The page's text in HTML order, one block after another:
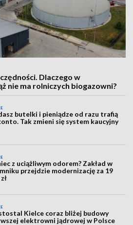
Dlaczego w
nie ma rolniczych biogazowni?
butelki i pieniądze od razu trafią
Tak zmieni się system kaucyjny
z uciążliwym odorem? Zakład w
przejdzie modernizację za 19
Kielce coraz bliżej budowy
elektrowni jądrowej w Polsce